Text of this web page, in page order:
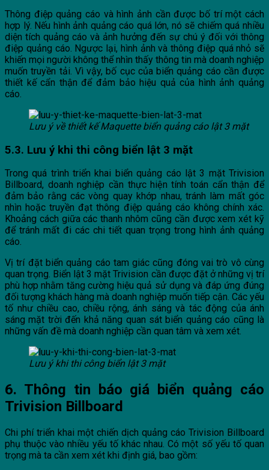
Thông điệp quảng cáo và hình ảnh cần được bố trí một cách
hợp lý. Nếu hình ảnh quảng cáo quá lớn, nó sẽ chiếm quá nhiều
diện tích quảng cáo và ảnh hưởng đến sự chú ý đối với thông
điệp quảng cáo. Ngược lại, hình ảnh và thông điệp quá nhỏ sẽ
khiến mọi người không thể nhìn thấy thông tin mà doanh nghiệp
muốn truyền tải. Vì vậy, bố cục của biển quảng cáo cần được
thiết kế cẩn thận để đảm bảo hiệu quả của hình ảnh quảng
cáo.
Lưu ý về thiết kế Maquette biển quảng cáo lật 3 mặt
5.3. Lưu ý khi thi công biển lật 3 mặt
Trong quá trình triển khai biển quảng cáo lật 3 mặt Trivision
Billboard, doanh nghiệp cần thực hiện tính toán cẩn thận để
đảm bảo rằng các vòng quay khớp nhau, tránh làm mất góc
nhìn hoặc truyền đạt thông điệp quảng cáo không chính xác.
Khoảng cách giữa các thanh nhôm cũng cần được xem xét kỹ
để tránh mất đi các chi tiết quan trọng trong hình ảnh quảng
cáo.
Vị trí đặt biển quảng cáo tam giác cũng đóng vai trò vô cùng
quan trọng. Biển lật 3 mặt Trivision cần được đặt ở những vị trí
phù hợp nhằm tăng cường hiệu quả sử dụng và đáp ứng đúng
đối tượng khách hàng mà doanh nghiệp muốn tiếp cận. Các yếu
tố như chiều cao, chiều rộng, ánh sáng và tác động của ánh
sáng mặt trời đến khả năng quan sát biển quảng cáo cũng là
những vấn đề mà doanh nghiệp cần quan tâm và xem xét.
Lưu ý khi thi công biển lật 3 mặt
6. Thông tin báo giá biển quảng cáo
Trivision Billboard
Chi phí triển khai một chiến dịch quảng cáo Trivision Billboard
phụ thuộc vào nhiều yếu tố khác nhau. Có một số yếu tố quan
trọng mà ta cần xem xét khi định giá, bao gồm: